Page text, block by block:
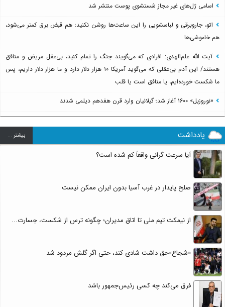
اسامی ژل‌های غیر مجاز شستشوی پوست منتشر شد
اتو، جاروبرقی و لباسشویی را این ساعت‌ها روشن نکنید؛ هم قبض برق کمتر می‌شود،
هم خاموشی‌ها
آیت الله علم‌الهدی: افرادی که می‌گویند جنگ را تمام کنید، بی‌عقل مریض و منافق
هستند/ این آدم بی‌عقلی که می‌گوید آمریکا ۱۰ هزار دلار دارد و ما هزار دلار داریم، پس
ما شکست خورده‌ایم، یا منافق است یا قلب
«نوروزبل» ۱۶۰۰ آغاز شد؛ گیلانیان وارد قرن هفدهم دیلمی شدند
یادداشت بيشتر ...
آیا سرعت گرانی واقعاً کم شده است؟
صلح پایدار در غرب آسیا بدون ایران ممکن نیست
از نیمکت تیم ملی تا اتاق مدیران؛ چگونه ترس از شکست، جسارت...
«شجاع»حق داشت شادی کند، حتی اگر گلش مردود شد
فرق می‌کند چه کسی رئیس‌جمهور باشد